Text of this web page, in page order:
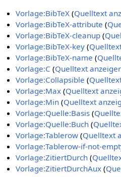
Vorlage:BibTeX (Quelltext
Vorlage:BibTeX-attribute (
Vorlage:BibTeX-cleanup (
Vorlage:BibTeX-key (
Vorlage:BibTeX-name (
Vorlage:C (Quelltext
Vorlage:Collapsible (
Vorlage:Max (Quelltext
Vorlage:Min (Quelltext
Vorlage:Quelle:Basis (
Vorlage:Quelle:Buch (
Vorlage:Tablerow (Quelltext
Vorlage:Tablerow-if-not-
Vorlage:ZitiertDurch (
Vorlage:ZitiertDurchAux (